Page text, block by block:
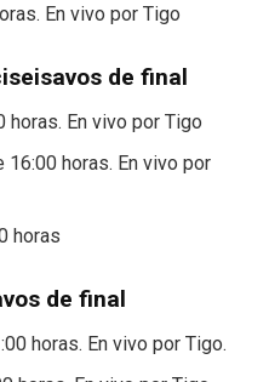
En vivo por Tigo
de final
horas. En vivo por Tigo
16:00 horas. En vivo por
horas
de final
horas. En vivo por Tigo.